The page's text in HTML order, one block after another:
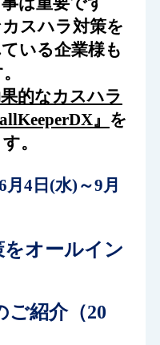
スハラ対策を
いる企業様も
的なカスハラ
』 を
。
4日(水)～9月
オールイン
ご紹介（20